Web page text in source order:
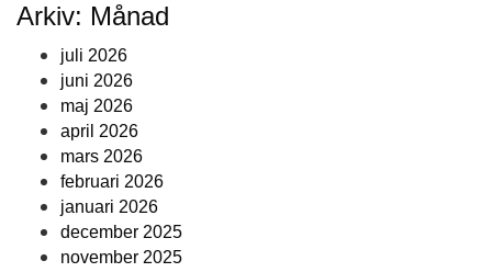
Arkiv: Månad
juli 2026
juni 2026
maj 2026
april 2026
mars 2026
februari 2026
januari 2026
december 2025
november 2025